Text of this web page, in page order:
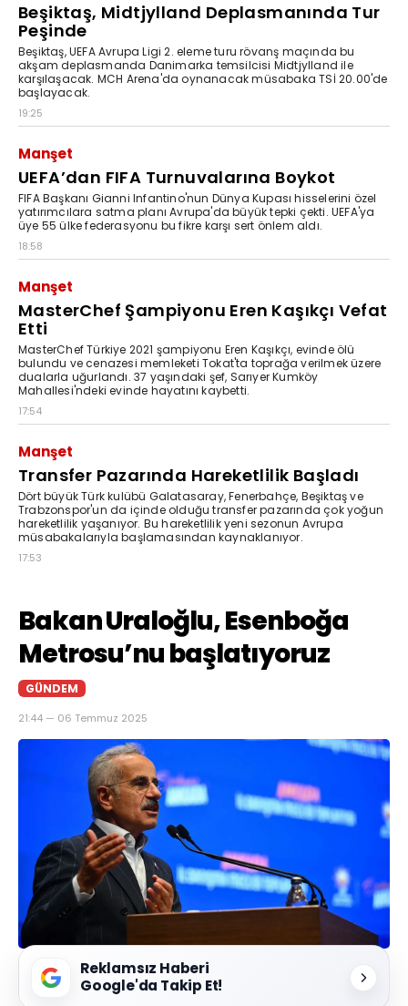
Beşiktaş, Midtjylland Deplasmanında Tur
Peşinde
Beşiktaş, UEFA Avrupa Ligi 2. eleme turu rövanş maçında bu
akşam deplasmanda Danimarka temsilcisi Midtjylland ile
karşılaşacak. MCH Arena'da oynanacak müsabaka TSİ 20.00'de
başlayacak.
19:25
Manşet
UEFA’dan FIFA Turnuvalarına Boykot
FIFA Başkanı Gianni Infantino'nun Dünya Kupası hisselerini özel
yatırımcılara satma planı Avrupa'da büyük tepki çekti. UEFA'ya
üye 55 ülke federasyonu bu fikre karşı sert önlem aldı.
18:58
Manşet
MasterChef Şampiyonu Eren Kaşıkçı Vefat
Etti
MasterChef Türkiye 2021 şampiyonu Eren Kaşıkçı, evinde ölü
bulundu ve cenazesi memleketi Tokat'ta toprağa verilmek üzere
dualarla uğurlandı. 37 yaşındaki şef, Sarıyer Kumköy
Mahallesi'ndeki evinde hayatını kaybetti.
17:54
Manşet
Transfer Pazarında Hareketlilik Başladı
Dört büyük Türk kulübü Galatasaray, Fenerbahçe, Beşiktaş ve
Trabzonspor'un da içinde olduğu transfer pazarında çok yoğun
hareketlilik yaşanıyor. Bu hareketlilik yeni sezonun Avrupa
müsabakalarıyla başlamasından kaynaklanıyor.
17:53